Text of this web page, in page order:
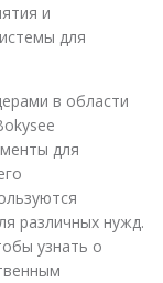
и
для
в области
для
различных нужд.
узнать о